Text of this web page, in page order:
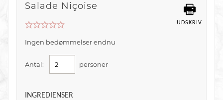
UDSKRIV
Salade Niçoise
Ingen bedømmelser endnu
Antal: personer
INGREDIENSER